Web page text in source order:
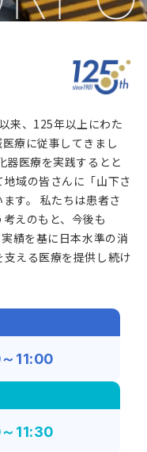
来、125年以上にわた
療に従事してきまし
器医療を実践するとと
域の皆さんに「山下さ
す。 私たちは患者さ
えのもと、今後も
績を基に日本水準の消
える医療を提供し続け
11:00
11:30